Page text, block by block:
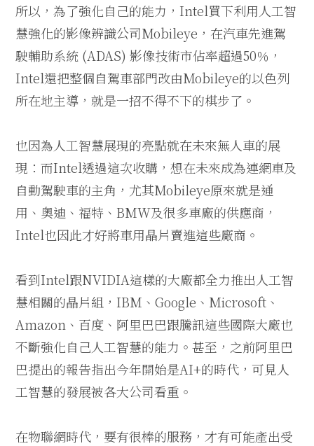
所以，為了強化自己的能力，Intel買下利用人工智
慧強化的影像辨識公司Mobileye，在汽車先進駕
駛輔助系統 (ADAS) 影像技術市佔率超過50％，
Intel還把整個自駕車部門改由Mobileye的以色列
所在地主導，就是一招不得不下的棋步了。
也因為人工智慧展現的亮點就在未來無人車的展
現：而Intel透過這次收購，想在未來成為連網車及
自動駕駛車的主角，尤其Mobileye原來就是通
用、奧迪、福特、BMW及很多車廠的供應商，
Intel也因此才好將車用晶片賣進這些廠商。
看到Intel跟NVIDIA這樣的大廠都全力推出人工智
慧相關的晶片組，IBM、Google、Microsoft、
Amazon、百度、阿里巴巴跟騰訊這些國際大廠也
不斷強化自己人工智慧的能力。甚至，之前阿里巴
巴提出的報告指出今年開始是AI+的時代，可見人
工智慧的發展被各大公司看重。
在物聯網時代，要有很棒的服務，才有可能產出受